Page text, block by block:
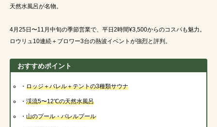
天然水風呂が名物。
4月25日〜11月中旬の季節営業で、平日2時間¥3,500からのコスパも魅力。
ロウリュ10連続＋ブロワー3台の熱波イベントが強烈と評判。
おすすめポイント
・ ロッジ＋バレル＋テントの3種類サウナ
・ 渓流5〜12℃の天然水風呂
・ 山のプール・バレルプール